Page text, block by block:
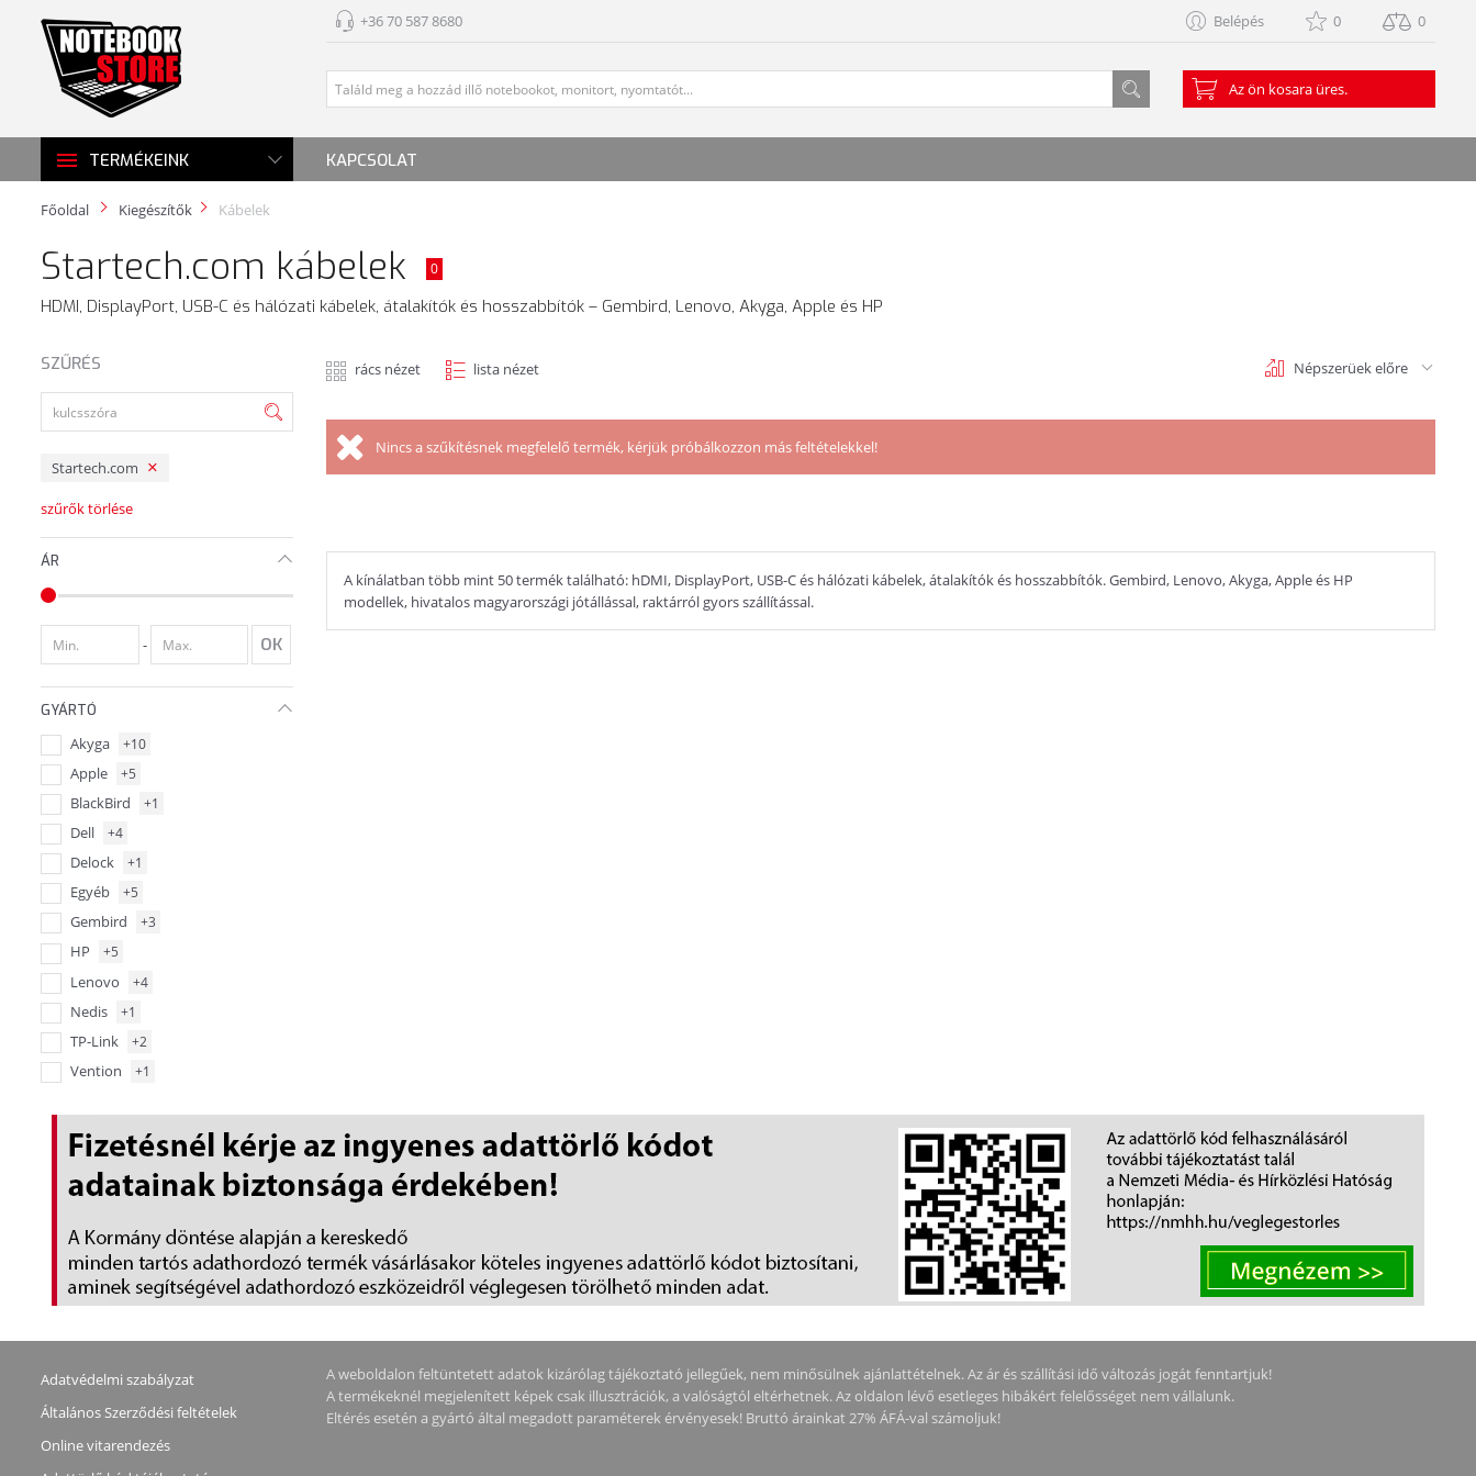
+36 70 587 8680 Belépés 0 0
Az ön kosara üres.
TERMÉKEINK KAPCSOLAT
Főoldal Kiegészítők Kábelek
Startech.com kábelek 0
HDMI, DisplayPort, USB-C és hálózati kábelek, átalakítók és hosszabbítók – Gembird, Lenovo, Akyga, Apple és HP
SZŰRÉS
Startech.com
szűrők törlése
ÁR
-
GYÁRTÓ
Akyga +10
Apple +5
BlackBird +1
Dell +4
Delock +1
Egyéb +5
Gembird +3
HP +5
Lenovo +4
Nedis +1
TP-Link +2
Vention +1
rács nézet lista nézet Népszerüek előre
Nincs a szűkítésnek megfelelő termék, kérjük próbálkozzon más feltételekkel!
A kínálatban több mint 50 termék található: hDMI, DisplayPort, USB-C és hálózati kábelek, átalakítók és hosszabbítók. Gembird, Lenovo, Akyga, Apple és HP
modellek, hivatalos magyarországi jótállással, raktárról gyors szállítással.
Adatvédelmi szabályzat
Általános Szerződési feltételek
Online vitarendezés
A weboldalon feltüntetett adatok kizárólag tájékoztató jellegűek, nem minősülnek ajánlattételnek. Az ár és szállítási idő változás jogát fenntartjuk!
A termékeknél megjelenített képek csak illusztrációk, a valóságtól eltérhetnek. Az oldalon lévő esetleges hibákért felelősséget nem vállalunk.
Eltérés esetén a gyártó által megadott paraméterek érvényesek! Bruttó árainkat 27% ÁFÁ-val számoljuk!